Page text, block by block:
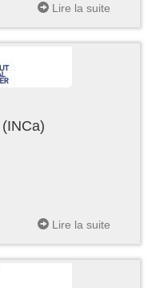
Lire la suite
Lire la suite